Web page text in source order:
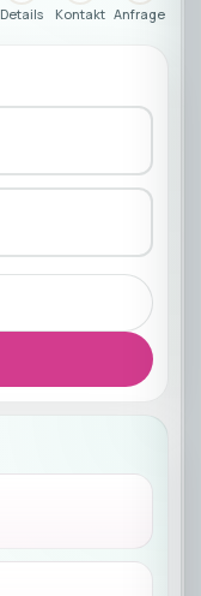
Details
Kontakt Anfrage